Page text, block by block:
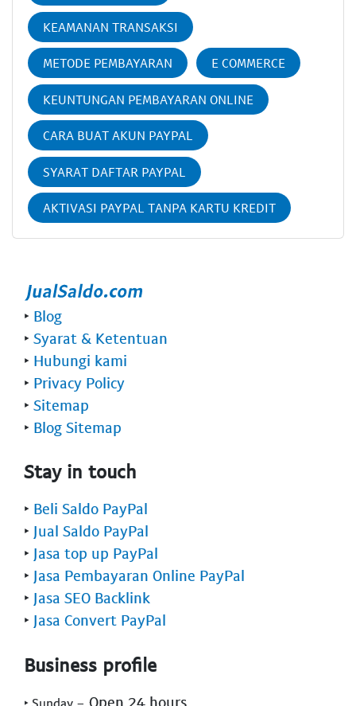
KEAMANAN TRANSAKSI
METODE PEMBAYARAN E COMMERCE
KEUNTUNGAN PEMBAYARAN ONLINE
CARA BUAT AKUN PAYPAL
SYARAT DAFTAR PAYPAL
AKTIVASI PAYPAL TANPA KARTU KREDIT
‣ Blog
‣ Syarat & Ketentuan
‣ Hubungi kami
‣ Privacy Policy
‣ Sitemap
‣ Blog Sitemap
Stay in touch
‣ Beli Saldo PayPal
‣ Jual Saldo PayPal
‣ Jasa top up PayPal
‣ Jasa Pembayaran Online PayPal
‣ Jasa SEO Backlink
‣ Jasa Convert PayPal
Business profile
‣ Sunday - Open 24 hours